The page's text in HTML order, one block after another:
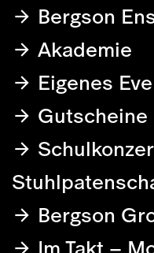
Bergson
Akademie
Eigenes
Gutscheine
Bergson